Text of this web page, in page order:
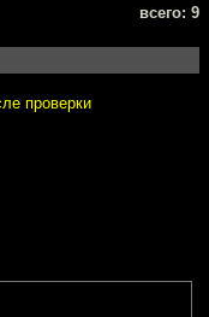
всего: 9
проверки